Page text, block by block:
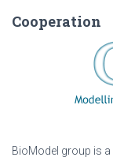
Cooperation
BioModel group is